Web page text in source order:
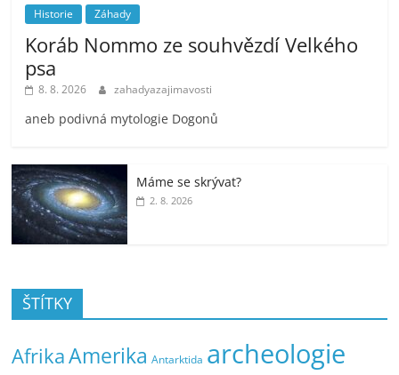
Historie Záhady
Koráb Nommo ze souhvězdí Velkého
psa
8. 8. 2026 zahadyazajimavosti
aneb podivná mytologie Dogonů
Máme se skrývat?
2. 8. 2026
ŠTÍTKY
AfrikaAmerika Antarktida archeologie